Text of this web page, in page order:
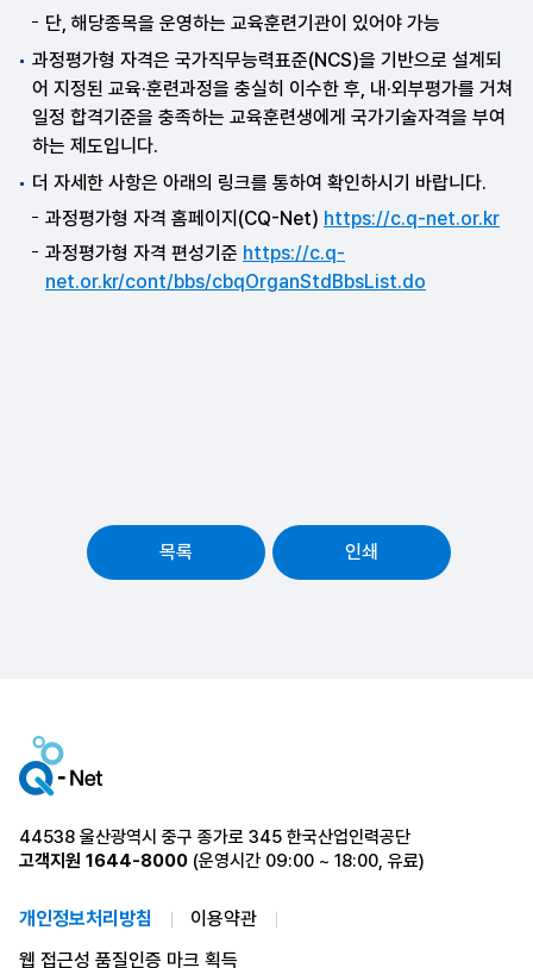
단, 해당종목을 운영하는 교육훈련기관이 있어야 가능
과정평가형 자격은 국가직무능력표준(NCS)을 기반으로 설계되
어 지정된 교육·훈련과정을 충실히 이수한 후, 내·외부평가를 거쳐
일정 합격기준을 충족하는 교육훈련생에게 국가기술자격을 부여
하는 제도입니다.
더 자세한 사항은 아래의 링크를 통하여 확인하시기 바랍니다.
과정평가형 자격 홈페이지(CQ-Net) https://c.q-net.or.kr
과정평가형 자격 편성기준 https://c.q-
net.or.kr/cont/bbs/cbqOrganStdBbsList.do
목록 인쇄
44538 울산광역시 중구 종가로 345 한국산업인력공단
고객지원 1644-8000 (운영시간 09:00 ~ 18:00, 유료)
개인정보처리방침
이용약관
웹 접근성 품질인증 마크 획득